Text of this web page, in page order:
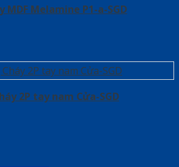
MDF Melamine P1-a-SGD
2P tay nam Cửa-SGD